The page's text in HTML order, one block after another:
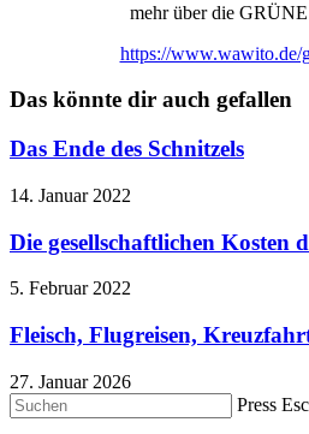
mehr über die
https://www.wawito.de/
Das könnte dir auch gefallen
Das Ende des Schnitzels
14. Januar 2022
Die gesellschaftlichen Kosten
5. Februar 2022
Fleisch, Flugreisen,
27. Januar 2026
Press